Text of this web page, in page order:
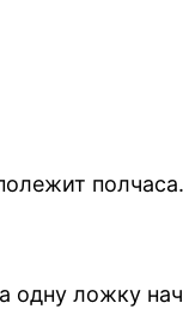
полчаса.
ложку